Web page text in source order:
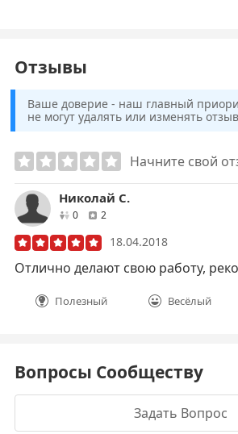
Отзывы
Ваше доверие - наш главный
не могут удалять или изменять
Начните свой
Николай С.
0друзей
2
18.04.2018
Отлично делают свою работу,
Полезный Весёлый
Вопросы Сообществу
Задать Вопрос